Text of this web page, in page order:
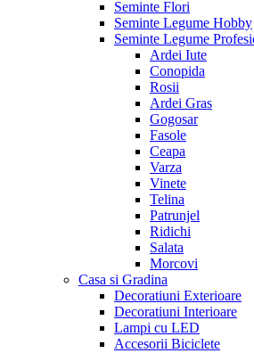
Seminte Flori
Seminte Legume Hobby
Seminte Legume
Ardei Iute
Conopida
Rosii
Ardei Gras
Gogosar
Fasole
Ceapa
Varza
Vinete
Telina
Patrunjel
Ridichi
Salata
Morcovi
Casa si Gradina
Decoratiuni Exterioare
Decoratiuni Interioare
Lampi cu LED
Accesorii Biciclete